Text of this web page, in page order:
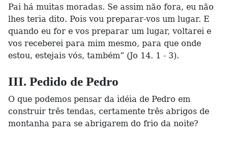
Pai há muitas moradas. Se assim não fora, eu não
lhes teria dito. Pois vou preparar-vos um lugar. E
quando eu for e vos preparar um lugar, voltarei e
vos receberei para mim mesmo, para que onde
estou, estejais vós, também” (Jo 14. 1 - 3).
III. Pedido de Pedro
O que podemos pensar da idéia de Pedro em
construir três tendas, certamente três abrigos de
montanha para se abrigarem do frio da noite?